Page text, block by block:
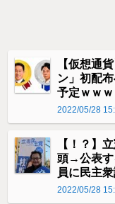
【仮想通
ン」初配
予定ｗｗｗ
2022/05/28
【！？】
頭→公表す
員に民主
2022/05/28